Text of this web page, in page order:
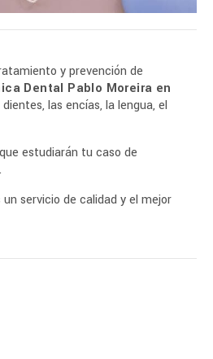
y prevención de
Dental Pablo Moreira en
las encías, la lengua, el
que estudiarán tu caso de
servicio de calidad y el mejor